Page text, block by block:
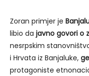
Zoran primjer je
libio da javno govori o
nesrpskim
i Hrvata iz Banjaluke,
protagoniste